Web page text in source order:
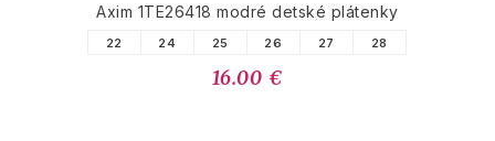
Axim 1TE26418 modré detské plátenky
22 24 25 26 27 28
16.00 €